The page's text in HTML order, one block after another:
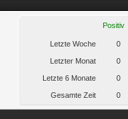
Positiv
Letzte Woche 0
Letzter Monat 0
Letzte 6 Monate 0
Gesamte Zeit 0